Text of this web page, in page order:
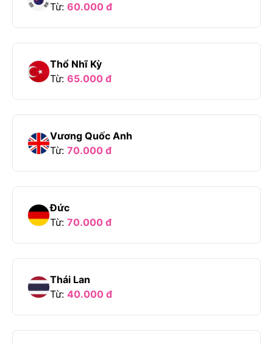
Từ: 60.000 đ
Thổ Nhĩ Kỳ
Từ: 65.000 đ
Vương Quốc Anh
Từ: 70.000 đ
Đức
Từ: 70.000 đ
Thái Lan
Từ: 40.000 đ